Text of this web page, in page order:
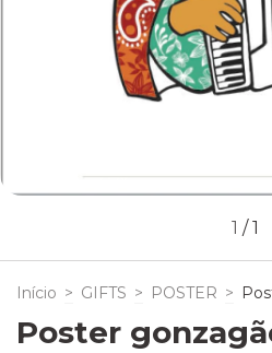
1 / 1
Início > GIFTS > POSTER >
Poster